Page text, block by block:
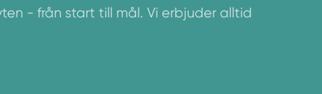
- från start till mål. Vi erbjuder alltid